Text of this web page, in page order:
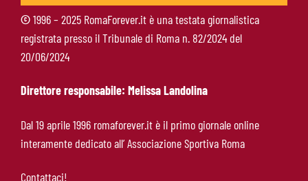
Roma-Molina, il colpo di D’Amico è geniale:
qualità ed esperienza a un prezzo da
occasione
©1996 – 2025 RomaForever.it è una testata giornalistica
registrata presso il Tribunale di Roma n. 82/2024 del
20/06/2024
Direttore responsabile: Melissa Landolina
Dal 19 aprile 1996 romaforever.it è il primo giornale online
interamente dedicato all’ Associazione Sportiva Roma
Contattaci!